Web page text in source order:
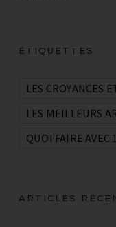
ÉTIQUETTES
LES CROYANCES
LES MEILLEURS
QUOI FAIRE AVEC
ARTICLES